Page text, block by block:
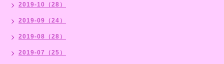
2019-10（28）
2019-09（24）
2019-08（28）
2019-07（25）